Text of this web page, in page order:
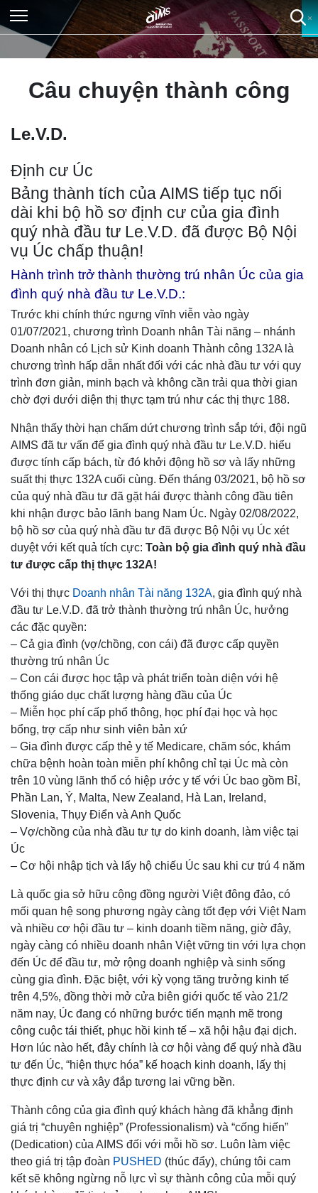
Câu chuyện thành công
Le.V.D.
Định cư Úc
Bảng thành tích của AIMS tiếp tục nối
dài khi bộ hồ sơ định cư của gia đình
quý nhà đầu tư Le.V.D. đã được Bộ Nội
vụ Úc chấp thuận!
Hành trình trở thành thường trú nhân Úc của gia
đình quý nhà đầu tư Le.V.D.:
Trước khi chính thức ngưng vĩnh viễn vào ngày
01/07/2021, chương trình Doanh nhân Tài năng – nhánh
Doanh nhân có Lịch sử Kinh doanh Thành công 132A là
chương trình hấp dẫn nhất đối với các nhà đầu tư với quy
trình đơn giản, minh bạch và không cần trải qua thời gian
chờ đợi dưới diện thị thực tạm trú như các thị thực 188.
Nhận thấy thời hạn chấm dứt chương trình sắp tới, đội ngũ
AIMS đã tư vấn để gia đình quý nhà đầu tư Le.V.D. hiểu
được tính cấp bách, từ đó khởi động hồ sơ và lấy những
suất thị thực 132A cuối cùng. Đến tháng 03/2021, bộ hồ sơ
của quý nhà đầu tư đã gặt hái được thành công đầu tiên
khi nhận được bảo lãnh bang Nam Úc. Ngày 02/08/2022,
bộ hồ sơ của quý nhà đầu tư đã được Bộ Nội vụ Úc xét
duyệt với kết quả tích cực: Toàn bộ gia đình quý nhà đầu
tư được cấp thị thực 132A!
Với thị thực Doanh nhân Tài năng 132A, gia đình quý nhà
đầu tư Le.V.D. đã trở thành thường trú nhân Úc, hưởng
các đặc quyền:
– Cả gia đình (vợ/chồng, con cái) đã được cấp quyền
thường trú nhân Úc
– Con cái được học tập và phát triển toàn diện với hệ
thống giáo dục chất lượng hàng đầu của Úc
– Miễn học phí cấp phổ thông, học phí đại học và học
bổng, trợ cấp như sinh viên bản xứ
– Gia đình được cấp thẻ y tế Medicare, chăm sóc, khám
chữa bệnh hoàn toàn miễn phí không chỉ tại Úc mà còn
trên 10 vùng lãnh thổ có hiệp ước y tế với Úc bao gồm Bỉ,
Phần Lan, Ý, Malta, New Zealand, Hà Lan, Ireland,
Slovenia, Thụy Điển và Anh Quốc
– Vợ/chồng của nhà đầu tư tự do kinh doanh, làm việc tại
Úc
– Cơ hội nhập tịch và lấy hộ chiếu Úc sau khi cư trú 4 năm
Là quốc gia sở hữu cộng đồng người Việt đông đảo, có
mối quan hệ song phương ngày càng tốt đẹp với Việt Nam
và nhiều cơ hội đầu tư – kinh doanh tiềm năng, giờ đây,
ngày càng có nhiều doanh nhân Việt vững tin với lựa chọn
đến Úc để đầu tư, mở rộng doanh nghiệp và sinh sống
cùng gia đình. Đặc biệt, với kỳ vọng tăng trưởng kinh tế
trên 4,5%, đồng thời mở cửa biên giới quốc tế vào 21/2
năm nay, Úc đang có những bước tiến mạnh mẽ trong
công cuộc tái thiết, phục hồi kinh tế – xã hội hậu đại dịch.
Hơn lúc nào hết, đây chính là cơ hội vàng để quý nhà đầu
tư đến Úc, “hiện thực hóa” kế hoạch kinh doanh, lấy thị
thực định cư và xây đắp tương lai vững bền.
Thành công của gia đình quý khách hàng đã khẳng định
giá trị “chuyên nghiệp” (Professionalism) và “cống hiến”
(Dedication) của AIMS đối với mỗi hồ sơ. Luôn làm việc
theo giá trị tập đoàn PUSHED (thúc đẩy), chúng tôi cam
kết sẽ không ngừng nỗ lực vì sự thành công của mỗi quý
×
×
×
×